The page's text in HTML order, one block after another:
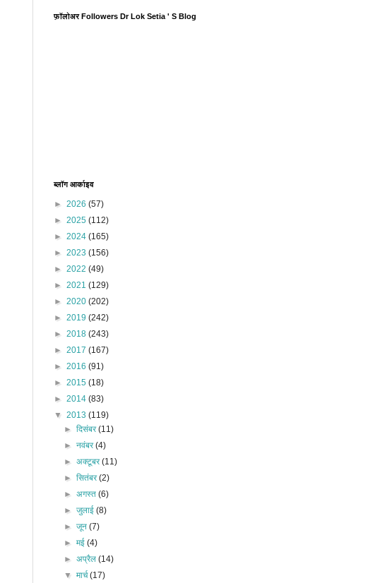
फ़ॉलोअर Followers Dr Lok Setia ' S Blog
ब्लॉग आर्काइव
► 2026 (57)
► 2025 (112)
► 2024 (165)
► 2023 (156)
► 2022 (49)
► 2021 (129)
► 2020 (202)
► 2019 (242)
► 2018 (243)
► 2017 (167)
► 2016 (91)
► 2015 (18)
► 2014 (83)
▼ 2013 (119)
►दिसंबर(11)
►नवंबर(4)
►अक्टूबर(11)
►सितंबर(2)
►अगस्त(6)
►जुलाई(8)
►जून(7)
►मई(4)
►अप्रैल(14)
▼मार्च(17)